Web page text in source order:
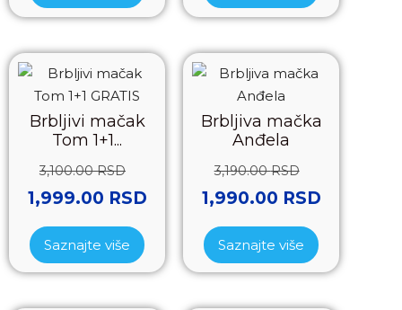
Brbljivi mačak
Tom 1+1...
3,100.00RSD
1,999.00 RSD
Saznajte više
Brbljiva mačka
Anđela
3,190.00RSD
1,990.00 RSD
Saznajte više